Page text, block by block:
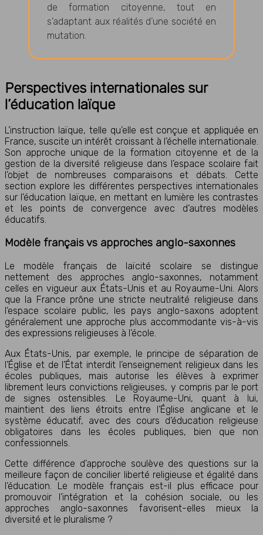
de formation citoyenne, tout en
s’adaptant aux réalités d’une société en
mutation.
Perspectives internationales sur
l’éducation laïque
L’instruction laïque, telle qu’elle est conçue et appliquée en
France, suscite un intérêt croissant à l’échelle internationale.
Son approche unique de la formation citoyenne et de la
gestion de la diversité religieuse dans l’espace scolaire fait
l’objet de nombreuses comparaisons et débats. Cette
section explore les différentes perspectives internationales
sur l’éducation laïque, en mettant en lumière les contrastes
et les points de convergence avec d’autres modèles
éducatifs.
Modèle français vs approches anglo-saxonnes
Le modèle français de laïcité scolaire se distingue
nettement des approches anglo-saxonnes, notamment
celles en vigueur aux États-Unis et au Royaume-Uni. Alors
que la France prône une stricte neutralité religieuse dans
l’espace scolaire public, les pays anglo-saxons adoptent
généralement une approche plus accommodante vis-à-vis
des expressions religieuses à l’école.
Aux États-Unis, par exemple, le principe de séparation de
l’Église et de l’État interdit l’enseignement religieux dans les
écoles publiques, mais autorise les élèves à exprimer
librement leurs convictions religieuses, y compris par le port
de signes ostensibles. Le Royaume-Uni, quant à lui,
maintient des liens étroits entre l’Église anglicane et le
système éducatif, avec des cours d’éducation religieuse
obligatoires dans les écoles publiques, bien que non
confessionnels.
Cette différence d’approche soulève des questions sur la
meilleure façon de concilier liberté religieuse et égalité dans
l’éducation. Le modèle français est-il plus efficace pour
promouvoir l’intégration et la cohésion sociale, ou les
approches anglo-saxonnes favorisent-elles mieux la
diversité et le pluralisme ?